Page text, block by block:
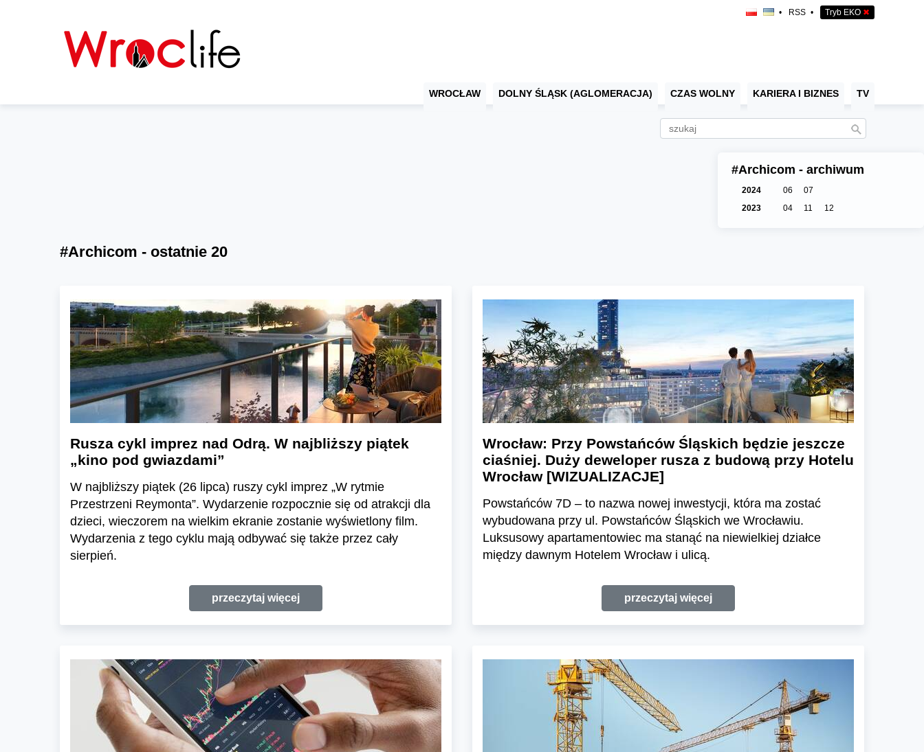
• RSS • Tryb EKO ✖
WROCŁAW DOLNY ŚLĄSK (AGLOMERACJA) CZAS WOLNY KARIERA I BIZNES TV
#Archicom - archiwum
2024 06
07
2023
04 11 12
#Archicom - ostatnie 20
Rusza cykl imprez nad Odrą. W najbliższy piątek
„kino pod gwiazdami”
W najbliższy piątek (26 lipca) ruszy cykl imprez „W rytmie
Przestrzeni Reymonta”. Wydarzenie rozpocznie się od atrakcji dla
dzieci, wieczorem na wielkim ekranie zostanie wyświetlony film.
Wydarzenia z tego cyklu mają odbywać się także przez cały
sierpień.
przeczytaj więcej
Wrocław: Przy Powstańców Śląskich będzie jeszcze
ciaśniej. Duży deweloper rusza z budową przy Hotelu
Wrocław [WIZUALIZACJE]
Powstańców 7D – to nazwa nowej inwestycji, która ma zostać
wybudowana przy ul. Powstańców Śląskich we Wrocławiu.
Luksusowy apartamentowiec ma stanąć na niewielkiej działce
między dawnym Hotelem Wrocław i ulicą.
przeczytaj więcej